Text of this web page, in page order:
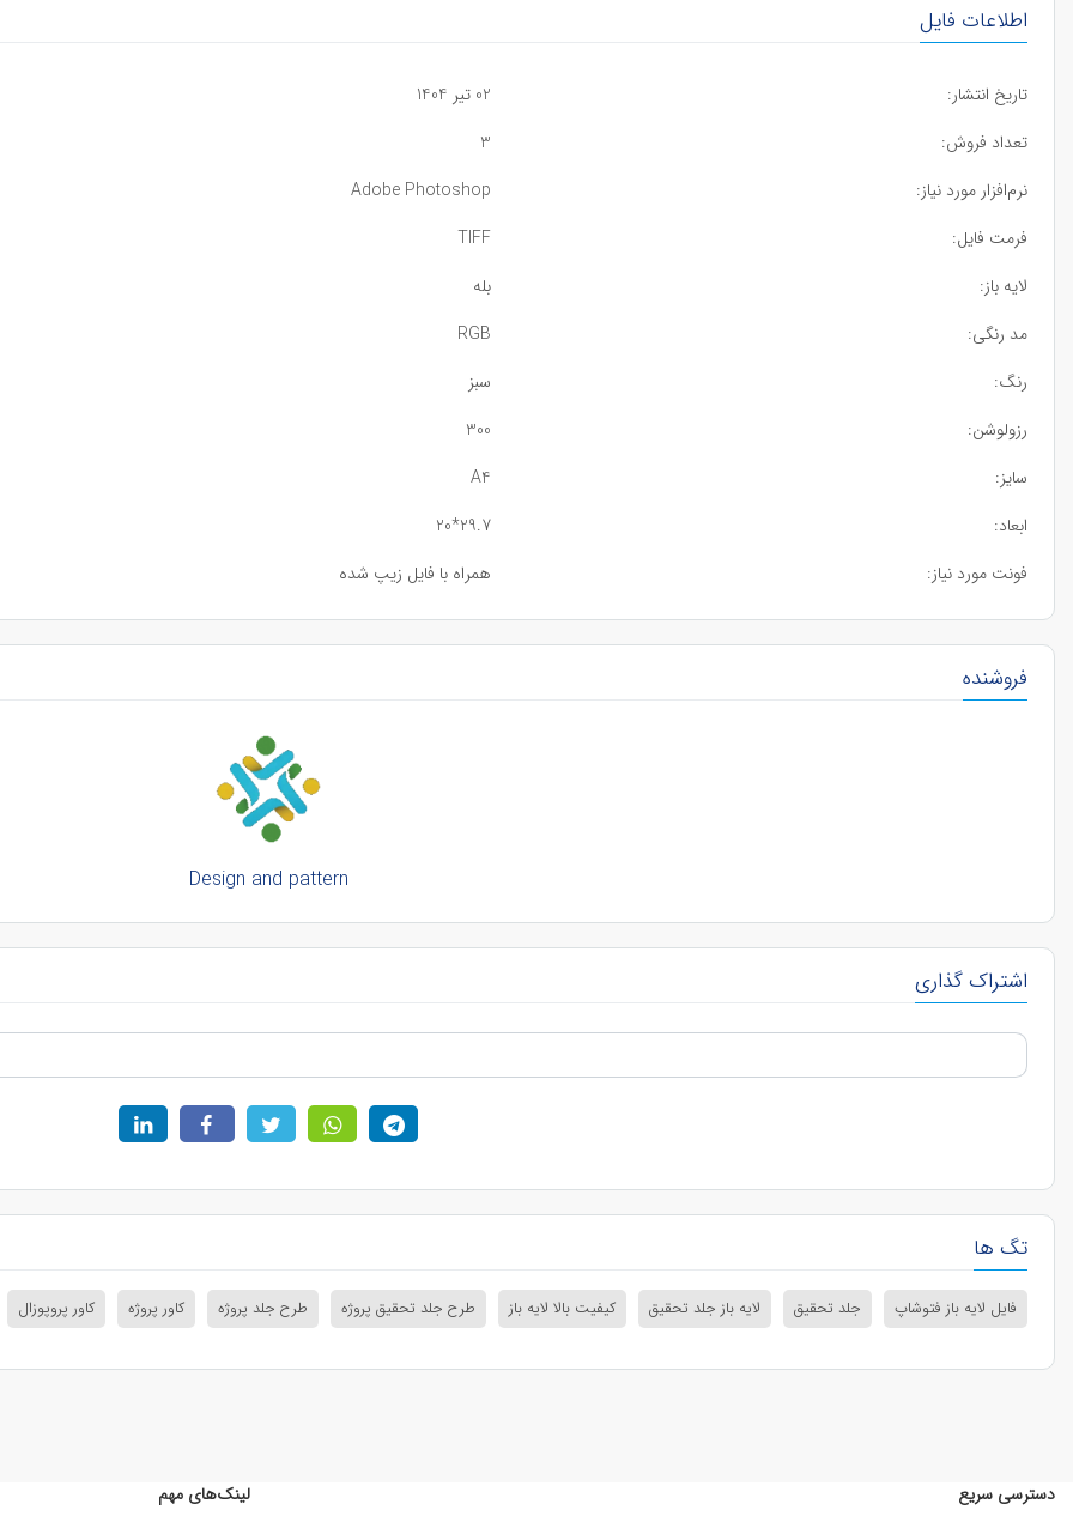
اطلاعات فایل
تاریخ انتشار:
02 تیر 1404
تعداد فروش:
3
نرم‌افزار مورد نیاز:
Adobe Photoshop
فرمت فایل:
TIFF
لایه باز:
بله
مد رنگی:
RGB
رنگ:
سبز
رزولوشن:
300
سایز:
A4
ابعاد:
29.7*20
فونت مورد نیاز:
همراه با فایل زیپ شده
فروشنده
Design and pattern
اشتراک گذاری
تگ ها
فایل لایه باز فتوشاپ جلد تحقیق لایه باز جلد تحقیق کیفیت بالا لایه باز طرح جلد تحقیق پروژه طرح جلد پروژه کاور پروژه کاور پروپوزال
دسترسی سریع لینک‌های مهم